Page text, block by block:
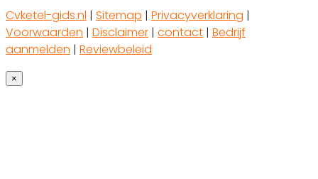
Cvketel-gids.nl | Sitemap | Privacyverklaring |
Voorwaarden | Disclaimer | contact | Bedrijf
aanmelden | Reviewbeleid
×